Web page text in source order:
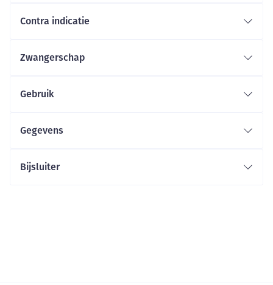
Contra indicatie
Zwangerschap
Gebruik
Gegevens
Bijsluiter